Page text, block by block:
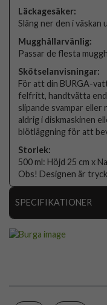
Läckagesäker:
Släng ner den i väskan
Mugghållarvänlig:
Passar de flesta
Skötselanvisningar:
För att din BURGA-
felfritt, handtvätta
slipande svampar
aldrig i diskmaskinen
blötläggning för att
Storlek:
500 ml: Höjd 25 cm x
Obs! Designen är
SPECIFIKATIONER